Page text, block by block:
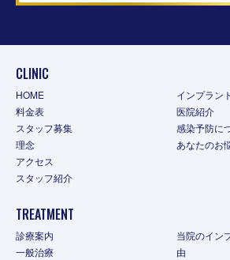
CLINIC
HOME
料金表
スタッフ募集
理念
アクセス
スタッフ紹介
インプラン
医院紹介
感染予防に
あなたのお
TREATMENT
診療案内
一般治療
当院のイン
由